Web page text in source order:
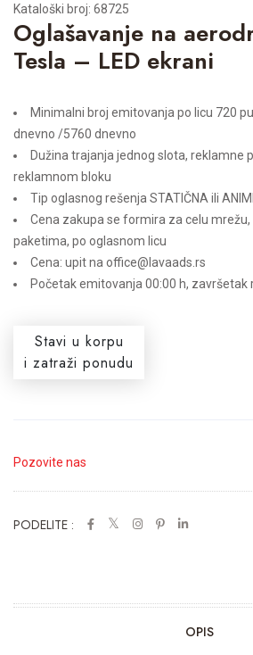
Kataloški broj: 68725
Oglašavanje na
Tesla – LED ekrani
Minimalni broj emitovanja po licu 720
dnevno /5760 dnevno
Dužina trajanja jednog slota, reklamne
reklamnom bloku
Tip oglasnog rešenja STATIČNA ili
Cena zakupa se formira za celu
paketima, po oglasnom licu
Cena: upit na office@lavaads.rs
Početak emitovanja 00:00 h, završetak
Stavi u korpu
i zatraži ponudu
Pozovite nas
PODELITE :
OPIS